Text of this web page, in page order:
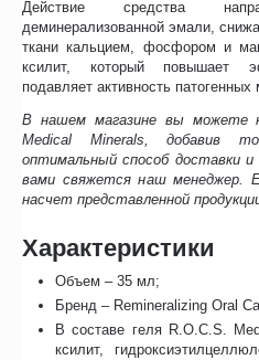
Действие средства
деминерализованной эмали,
ткани кальцием, фосфором и
ксилит, который повышает
подавляет активность патогенных
В нашем магазине вы можете
Medical Minerals, добавив
оптимальный способ доставки
вами свяжется наш менеджер.
насчет представленной
Характеристики
Объем – 35 мл;
Бренд – Remineralizing Oral
В составе геля R.O.C.S.
ксилит,